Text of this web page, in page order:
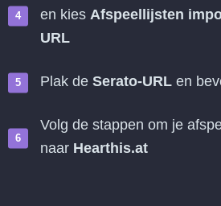
en kies Afspeellijsten
URL
Plak de Serato-URL en
Volg de stappen om je
naar Hearthis.at